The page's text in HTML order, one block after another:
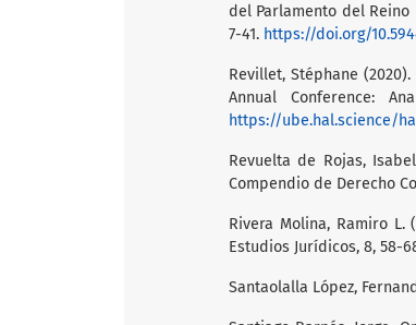
del Parlamento del Reino
7-41. https://doi.org/
Revillet, Stéphane
Annual Conference:
https://ube.hal.science/
Revuelta de Rojas,
Compendio de Derecho
Rivera Molina, Ramiro
Estudios Jurídicos, 8, 58-
Santaolalla López,